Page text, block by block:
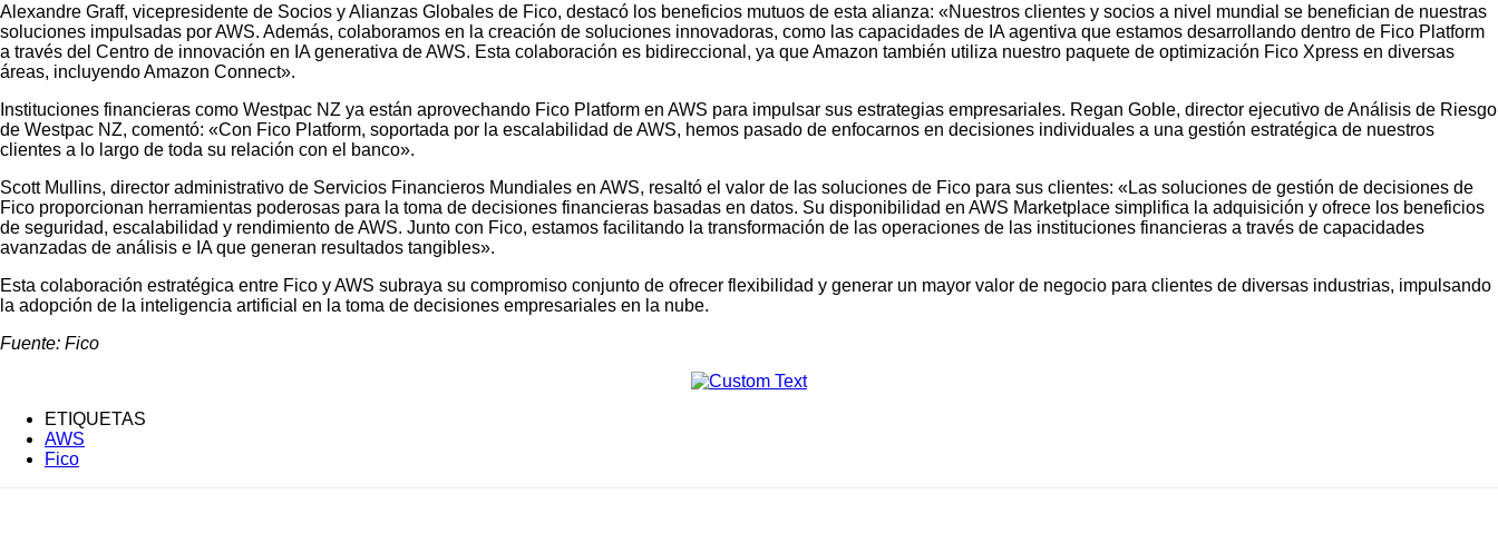
Alexandre Graff, vicepresidente de Socios y Alianzas Globales de Fico, destacó los beneficios mutuos de esta alianza: «Nuestros clientes y socios a nivel mundial se benefician de nuestras
soluciones impulsadas por AWS. Además, colaboramos en la creación de soluciones innovadoras, como las capacidades de IA agentiva que estamos desarrollando dentro de Fico Platform
a través del Centro de innovación en IA generativa de AWS. Esta colaboración es bidireccional, ya que Amazon también utiliza nuestro paquete de optimización Fico Xpress en diversas
áreas, incluyendo Amazon Connect».
Instituciones financieras como Westpac NZ ya están aprovechando Fico Platform en AWS para impulsar sus estrategias empresariales. Regan Goble, director ejecutivo de Análisis de Riesgo
de Westpac NZ, comentó: «Con Fico Platform, soportada por la escalabilidad de AWS, hemos pasado de enfocarnos en decisiones individuales a una gestión estratégica de nuestros
clientes a lo largo de toda su relación con el banco».
Scott Mullins, director administrativo de Servicios Financieros Mundiales en AWS, resaltó el valor de las soluciones de Fico para sus clientes: «Las soluciones de gestión de decisiones de
Fico proporcionan herramientas poderosas para la toma de decisiones financieras basadas en datos. Su disponibilidad en AWS Marketplace simplifica la adquisición y ofrece los beneficios
de seguridad, escalabilidad y rendimiento de AWS. Junto con Fico, estamos facilitando la transformación de las operaciones de las instituciones financieras a través de capacidades
avanzadas de análisis e IA que generan resultados tangibles».
Esta colaboración estratégica entre Fico y AWS subraya su compromiso conjunto de ofrecer flexibilidad y generar un mayor valor de negocio para clientes de diversas industrias, impulsando
la adopción de la inteligencia artificial en la toma de decisiones empresariales en la nube.
Fuente: Fico
ETIQUETAS
AWS
Fico